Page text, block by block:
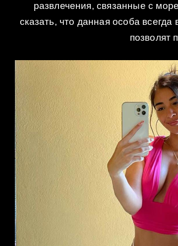
развлечения, связанные с
сказать, что данная особа
позволят